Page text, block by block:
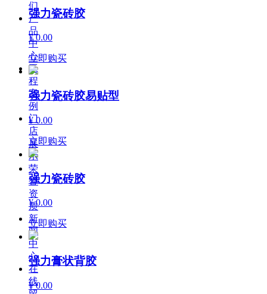
们
产
品
中
心
工
程
案
例
门
店
展
示
荣
誉
资
质
新
闻
中
心
在
线
强力瓷砖胶
¥ 0.00
立即购买
强力瓷砖胶易贴型
¥ 0.00
立即购买
强力瓷砖胶
¥ 0.00
立即购买
强力膏状背胶
¥ 0.00